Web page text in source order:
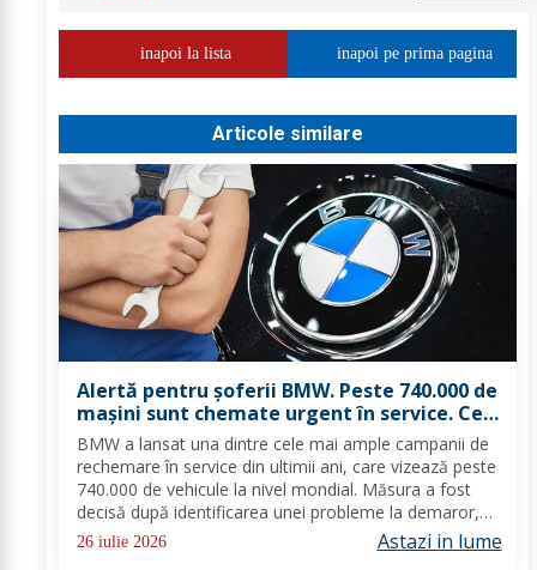
inapoi la lista inapoi pe prima pagina
Articole similare
Alertă pentru șoferii BMW. Peste 740.000 de
mașini sunt chemate urgent în service. Ce
probleme s-au descoperit
BMW a lansat una dintre cele mai ample campanii de
rechemare în service din ultimii ani, care vizează peste
740.000 de vehicule la nivel mondial. Măsura a fost
decisă după identificarea unei probleme la demaror,
care, în anumite condiții, poate provoca
supraîncălzirea componentei, scurtcircuite și...
26 iulie 2026 Astazi in lume